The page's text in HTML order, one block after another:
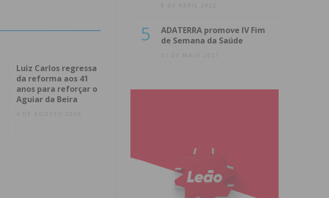
Luiz Carlos regressa
da reforma aos 41
anos para reforçar o
Aguiar da Beira
4 DE AGOSTO 2026
8 DE ABRIL 2022
5
ADATERRA promove IV Fim
de Semana da Saúde
21 DE MAIO 2021